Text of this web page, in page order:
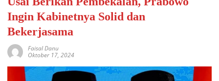
Ingin Kabinetnya Solid dan
Bekerjasama
Faisal Danu
Oktober 17, 2024